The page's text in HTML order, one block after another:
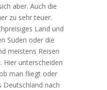
aber. Auch die
zu sehr teuer.
Land und
Süden oder die
meistens Reisen
Hier unterscheiden
man fliegt oder
Deutschland nach